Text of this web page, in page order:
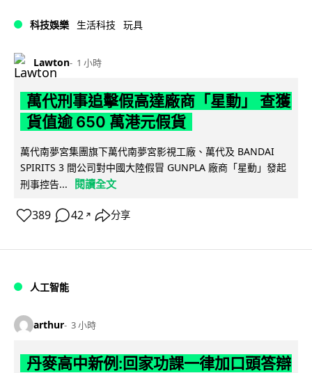
科技娛樂 生活科技 玩具
Lawton 1 小時
萬代刑事追擊假高達廠商「星動」 查獲
貨值逾 650 萬港元假貨
萬代南夢宮集團旗下萬代南夢宮影視工廠、萬代及 BANDAI
SPIRITS 3 間公司對中國大陸假冒 GUNPLA 廠商「星動」發起
刑事控告...
閱讀全文
389 42 ↗ 分享
人工智能
arthur 3 小時
丹麥高中新例:回家功課一律加口頭答辯